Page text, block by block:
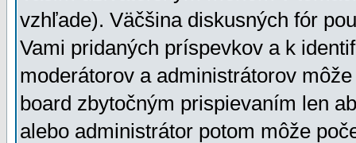
vzhľade). Väčšina diskusných fór
Vami pridaných príspevkov a k
moderátorov a administrátorov
board zbytočným prispievaním len
alebo administrátor potom môže